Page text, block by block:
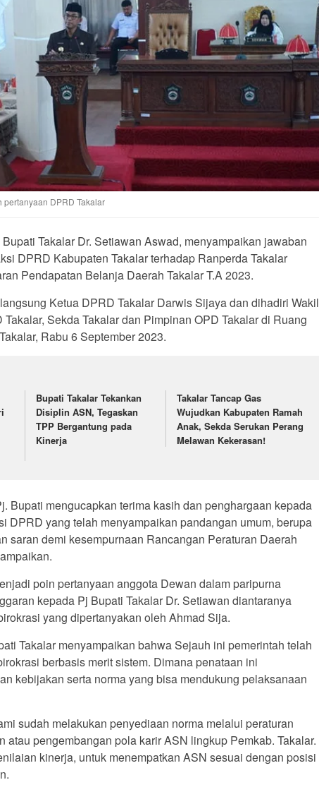
pertanyaan DPRD Takalar
Takalar Dr. Setiawan Aswad, menyampaikan jawaban
DPRD Kabupaten Takalar terhadap Ranperda Takalar
Pendapatan Belanja Daerah Takalar T.A 2023.
Ketua DPRD Takalar Darwis Sijaya dan dihadiri Wakil
Sekda Takalar dan Pimpinan OPD Takalar di Ruang
Rabu 6 September 2023.
Bupati Takalar Tekankan
Disiplin ASN, Tegaskan
TPP Bergantung pada
Kinerja
Takalar Tancap Gas
Wujudkan Kabupaten Ramah
Anak, Sekda Serukan Perang
Melawan Kekerasan!
Bupati mengucapkan terima kasih dan penghargaan kepada
DPRD yang telah menyampaikan pandangan umum, berupa
saran demi kesempurnaan Rancangan Peraturan Daerah
poin pertanyaan anggota Dewan dalam paripurna
kepada Pj Bupati Takalar Dr. Setiawan diantaranya
yang dipertanyakan oleh Ahmad Sija.
Takalar menyampaikan bahwa Sejauh ini pemerintah telah
berbasis merit sistem. Dimana penataan ini
kebijakan serta norma yang bisa mendukung pelaksanaan
sudah melakukan penyediaan norma melalui peraturan
atau pengembangan pola karir ASN lingkup Pemkab. Takalar.
kinerja, untuk menempatkan ASN sesuai dengan posisi